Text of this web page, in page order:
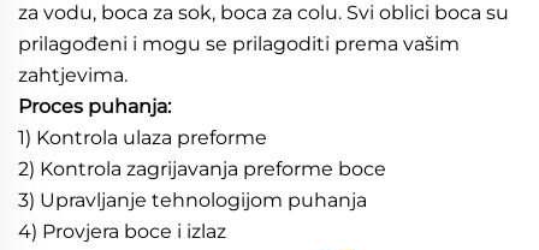
za vodu, boca za sok, boca za colu. Svi oblici boca su
prilagođeni i mogu se prilagoditi prema vašim
zahtjevima.
Proces puhanja:
1) Kontrola ulaza preforme
2) Kontrola zagrijavanja preforme boce
3) Upravljanje tehnologijom puhanja
4) Provjera boce i izlaz